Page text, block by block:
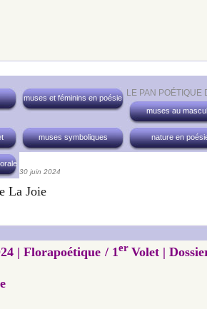
LE PAN POÉTIQUE
muses et féminins en poésie
muses au
muses symboliques nature en
30 juin 2024
La Joie
| Florapoétique / 1er Volet |